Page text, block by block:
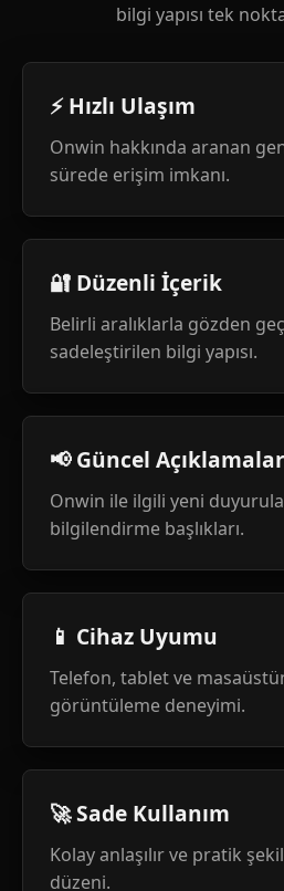
bilgi yapısı tek
⚡ Hızlı Ulaşım
Onwin hakkında aranan
sürede erişim imkanı.
🔐 Düzenli İçerik
Belirli aralıklarla gözden
sadeleştirilen bilgi yapısı.
📢 Güncel Açıklamalar
Onwin ile ilgili yeni
bilgilendirme başlıkları.
📱 Cihaz Uyumu
Telefon, tablet ve
görüntüleme deneyimi.
🚀 Sade Kullanım
Kolay anlaşılır ve pratik
düzeni.